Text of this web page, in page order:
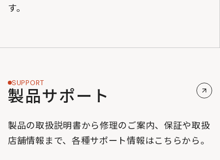
す。
SUPPORT
製品サポート
製品の取扱説明書から修理のご案内、保証や取扱
店舗情報まで、各種サポート情報はこちらから。